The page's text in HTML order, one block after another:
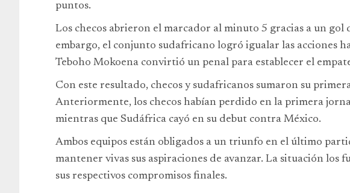
puntos.
Los checos abrieron el marcador al minuto 5 gracias a un gol
embargo, el conjunto sudafricano logró igualar las acciones
Teboho Mokoena convirtió un penal para establecer el
Con este resultado, checos y sudafricanos sumaron su
Anteriormente, los checos habían perdido en la primera
mientras que Sudáfrica cayó en su debut contra México.
Ambos equipos están obligados a un triunfo en el último
mantener vivas sus aspiraciones de avanzar. La situación los
sus respectivos compromisos finales.